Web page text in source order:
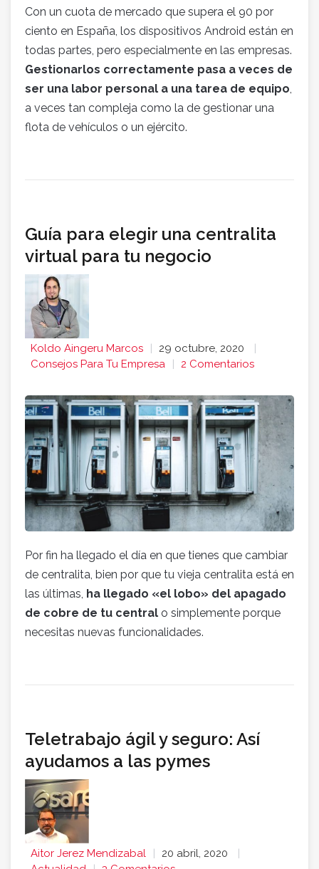
Con un cuota de mercado que supera el 90 por
ciento en España, los dispositivos Android están en
todas partes, pero especialmente en las empresas.
Gestionarlos correctamente pasa a veces de
ser una labor personal a una tarea de equipo
a veces tan compleja como la de gestionar una
flota de vehículos o un ejército.
Guía para elegir una centralita
virtual para tu negocio
Koldo Aingeru Marcos
29 octubre, 2020
Consejos Para Tu Empresa
2 Comentarios
Por fin ha llegado el día en que tienes que cambiar
de centralita, bien por que tu vieja centralita está en
las últimas, ha llegado «el lobo» del apagado
de cobre de tu central o simplemente porque
necesitas nuevas funcionalidades.
Teletrabajo ágil y seguro: Así
ayudamos a las pymes
Aitor Jerez Mendizabal
20 abril, 2020